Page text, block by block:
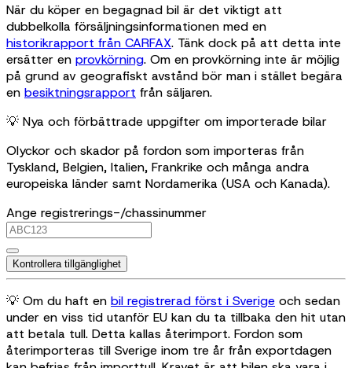
När du köper en begagnad bil är det viktigt att
dubbelkolla försäljningsinformationen med en
historikrapport från CARFAX. Tänk dock på att detta inte
ersätter en provkörning. Om en provkörning inte är möjlig
på grund av geografiskt avstånd bör man i stället begära
en besiktningsrapport från säljaren.
💡 Nya och förbättrade uppgifter om importerade bilar
Olyckor och skador på fordon som importeras från
Tyskland, Belgien, Italien, Frankrike och många andra
europeiska länder samt Nordamerika (USA och Kanada).
Ange registrerings-/chassinummer
Kontrollera tillgänglighet
💡 Om du haft en bil registrerad först i Sverige och sedan
under en viss tid utanför EU kan du ta tillbaka den hit utan
att betala tull. Detta kallas återimport. Fordon som
återimporteras till Sverige inom tre år från exportdagen